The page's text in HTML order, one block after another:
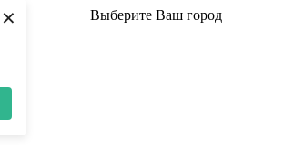
× Выберите Ваш город